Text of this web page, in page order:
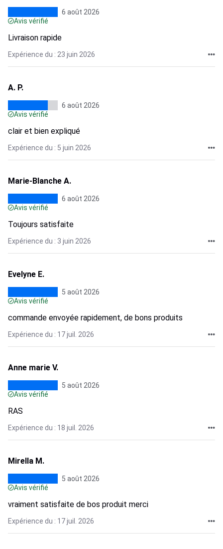
6 août 2026
Avis vérifié
Livraison rapide
Expérience du : 23 juin 2026
A. P.
6 août 2026
Avis vérifié
clair et bien expliqué
Expérience du : 5 juin 2026
Marie-Blanche A.
6 août 2026
Avis vérifié
Toujours satisfaite
Expérience du : 3 juin 2026
Evelyne E.
5 août 2026
Avis vérifié
commande envoyée rapidement, de bons produits
Expérience du : 17 juil. 2026
Anne marie V.
5 août 2026
Avis vérifié
RAS
Expérience du : 18 juil. 2026
Mirella M.
5 août 2026
Avis vérifié
vraiment satisfaite de bos produit merci
Expérience du : 17 juil. 2026